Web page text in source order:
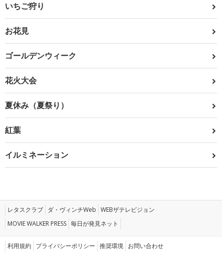
いちご狩り
お花見
ゴールデンウィーク
花火大会
夏休み（夏祭り）
紅葉
イルミネーション
レタスクラブ ダ・ヴィンチWeb WEBザテレビジョン
MOVIE WALKER PRESS 毎日が発見ネット
利用規約 プライバシーポリシー 推奨環境 お問い合わせ